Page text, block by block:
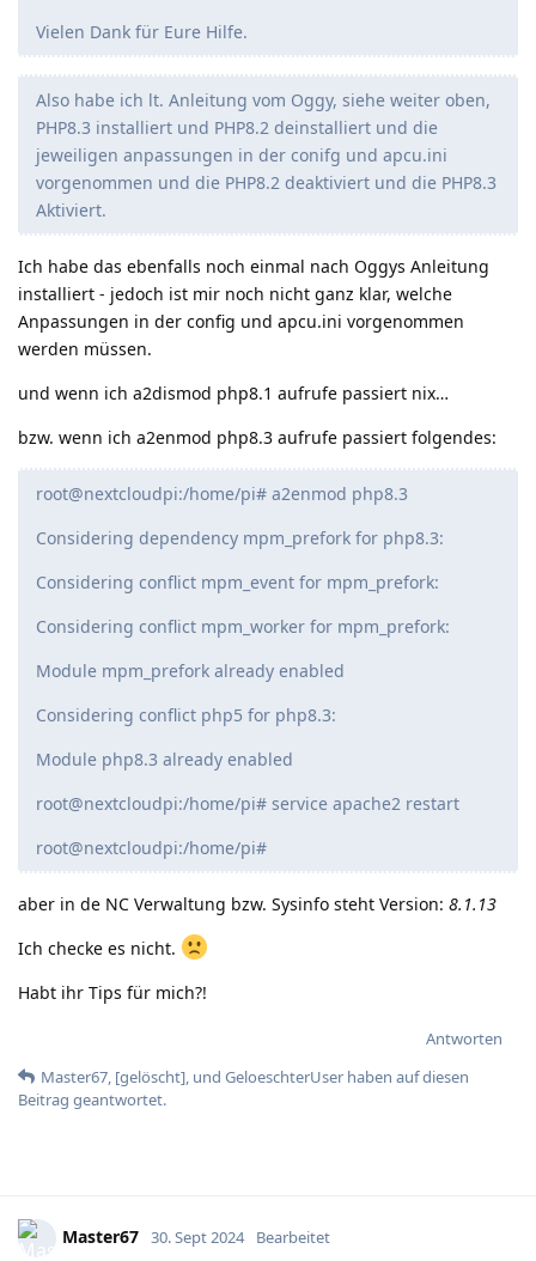
Vielen Dank für Eure Hilfe.
Also habe ich lt. Anleitung vom Oggy, siehe weiter oben,
PHP8.3 installiert und PHP8.2 deinstalliert und die
jeweiligen anpassungen in der conifg und apcu.ini
vorgenommen und die PHP8.2 deaktiviert und die PHP8.3
Aktiviert.
Ich habe das ebenfalls noch einmal nach Oggys Anleitung
installiert - jedoch ist mir noch nicht ganz klar, welche
Anpassungen in der config und apcu.ini vorgenommen
werden müssen.
und wenn ich a2dismod php8.1 aufrufe passiert nix…
bzw. wenn ich a2enmod php8.3 aufrufe passiert folgendes:
root@nextcloudpi:/home/pi# a2enmod php8.3
Considering dependency mpm_prefork for php8.3:
Considering conflict mpm_event for mpm_prefork:
Considering conflict mpm_worker for mpm_prefork:
Module mpm_prefork already enabled
Considering conflict php5 for php8.3:
Module php8.3 already enabled
root@nextcloudpi:/home/pi# service apache2 restart
root@nextcloudpi:/home/pi#
aber in de NC Verwaltung bzw. Sysinfo steht Version: 8.1.13
Ich checke es nicht.
Habt ihr Tips für mich?!
Antworten
Master67, [gelöscht], und GeloeschterUser haben auf diesen
Beitrag geantwortet.
Master67 30. Sept 2024 Bearbeitet